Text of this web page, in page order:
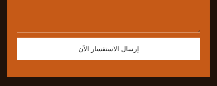
إرسال الاستفسار الآن